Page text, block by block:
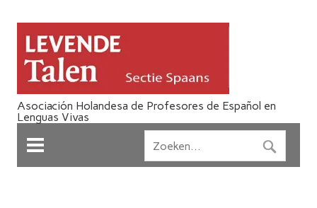
Asociación Holandesa de Profesores de Español en
Lenguas Vivas